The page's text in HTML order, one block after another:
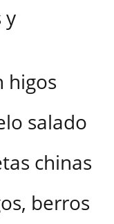
y
higos
salado
chinas
berros